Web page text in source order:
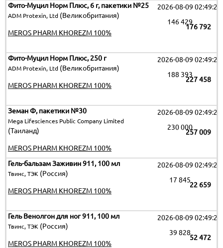
Фито-Муцил Норм Плюс, 6 г, пакетики №25
ADM Protexin, Ltd (Великобритания)
2026-08-09 02:49:25
176 792
146 429
MEROS PHARM KHOREZM 100%
Фито-Муцил Норм Плюс, 250 г
ADM Protexin, Ltd (Великобритания)
2026-08-09 02:49:25
227 458
188 393
MEROS PHARM KHOREZM 100%
Земан Ф, пакетики №30
Mega Lifesciences Public Company Limited
(Таиланд)
2026-08-09 02:49:25
257 009
230 000
MEROS PHARM KHOREZM 100%
Гель-бальзам Заживин 911, 100 мл
Твинс, ТЭК (Россия)
2026-08-09 02:49:25
22 659
17 845
MEROS PHARM KHOREZM 100%
Гель Венолгон для ног 911, 100 мл
Твинс, ТЭК (Россия)
2026-08-09 02:49:25
52 472
39 828
MEROS PHARM KHOREZM 100%